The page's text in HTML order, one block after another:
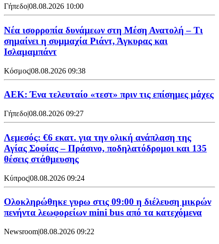
Γήπεδο|08.08.2026 10:00
Νέα ισορροπία δυνάμεων στη Μέση Ανατολή – Τι
σημαίνει η συμμαχία Ριάντ, Άγκυρας και
Ισλαμαμπάντ
Κόσμος|08.08.2026 09:38
ΑΕΚ: Ένα τελευταίο «τεστ» πριν τις επίσημες μάχες
Γήπεδο|08.08.2026 09:27
Λεμεσός: €6 εκατ. για την ολική ανάπλαση της
Αγίας Σοφίας – Πράσινο, ποδηλατόδρομοι και 135
θέσεις στάθμευσης
Κύπρος|08.08.2026 09:24
Ολοκληρώθηκε γυρω στις 09:00 η διέλευση μικρών
πενήντα λεωφορείων mini bus από τα κατεχόμενα
Newsroom|08.08.2026 09:22